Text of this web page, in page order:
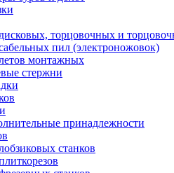
торцовочных и
пил (электроножовок)
монтажных
стержни
принадлежности
станков